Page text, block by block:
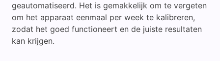
geautomatiseerd. Het is gemakkelijk om te vergeten
om het apparaat eenmaal per week te kalibreren,
zodat het goed functioneert en de juiste resultaten
kan krijgen.